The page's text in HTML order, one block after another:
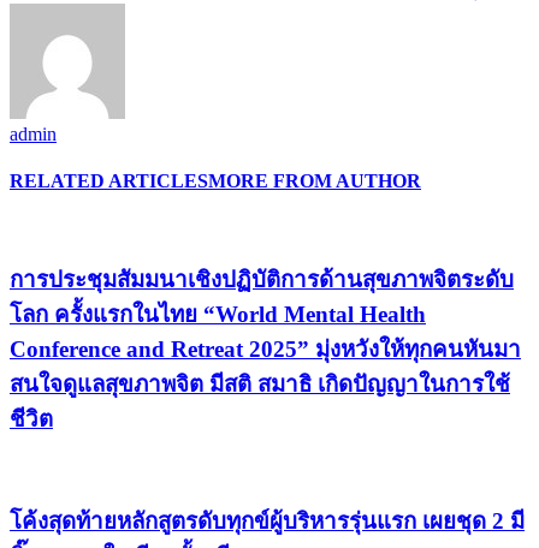
admin
RELATED ARTICLESMORE FROM AUTHOR
การประชุมสัมมนาเชิงปฏิบัติการด้านสุขภาพจิตระดับ
โลก ครั้งแรกในไทย “World Mental Health
Conference and Retreat 2025” มุ่งหวังให้ทุกคนหันมา
สนใจดูแลสุขภาพจิต มีสติ สมาธิ เกิดปัญญาในการใช้
ชีวิต
โค้งสุดท้ายหลักสูตรดับทุกข์ผู้บริหารรุ่นแรก เผยชุด 2 มี